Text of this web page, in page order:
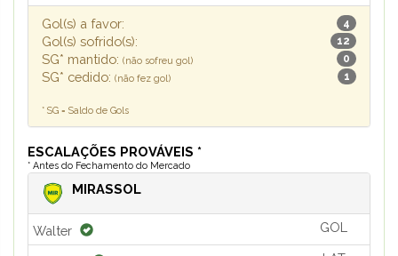
Gol(s) a favor: 4
Gol(s) sofrido(s): 12
SG* mantido: (não sofreu gol) 0
SG* cedido: (não fez gol) 1
* SG = Saldo de Gols
ESCALAÇÕES PROVÁVEIS *
* Antes do Fechamento do Mercado
MIRASSOL
Walter GOL